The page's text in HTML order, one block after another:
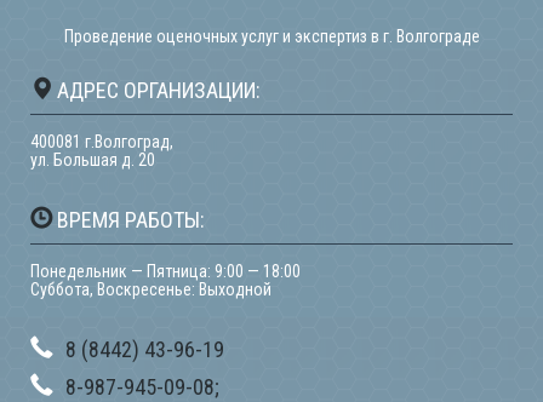
Проведение оценочных услуг и экспертиз в г. Волгограде
АДРЕС ОРГАНИЗАЦИИ:
400081 г.Волгоград,
ул. Большая д. 20
ВРЕМЯ РАБОТЫ:
Понедельник — Пятница: 9:00 — 18:00
Суббота, Воскресенье: Выходной
8 (8442) 43-96-19
8-987-945-09-08;